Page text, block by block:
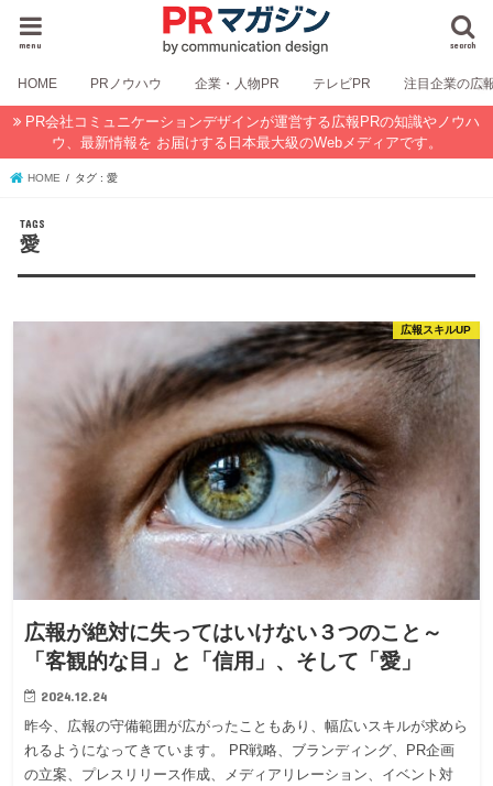
search
menu
HOME PRノウハウ 企業・人物PR テレビPR 注目企業の広
PR会社コミュニケーションデザインが運営する広報PRの知識やノウハ
ウ、最新情報を お届けする日本最大級のWebメディアです。
HOME タグ : 愛
愛
広報スキルUP
広報が絶対に失ってはいけない３つのこと～
「客観的な目」と「信用」、そして「愛」
2024.12.24
昨今、広報の守備範囲が広がったこともあり、幅広いスキルが求めら
れるようになってきています。 PR戦略、ブランディング、PR企画
の立案、プレスリリース作成、メディアリレーション、イベント対